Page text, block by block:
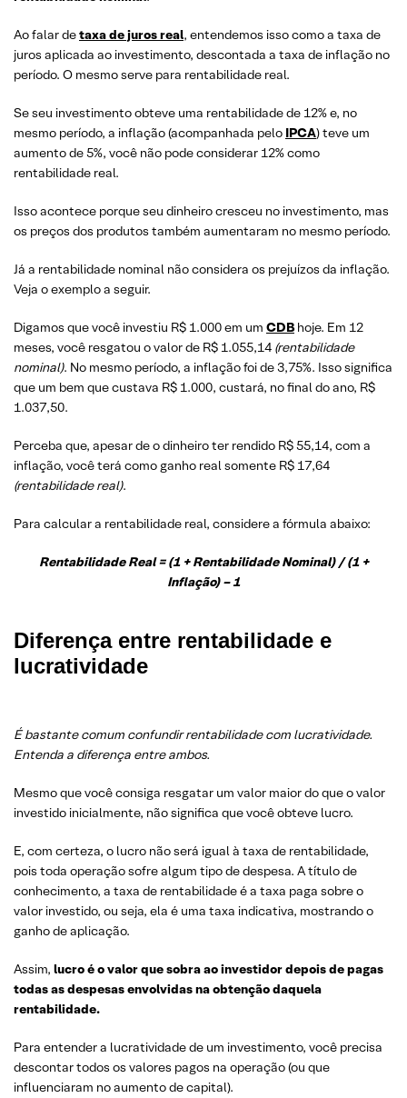
Ao falar detaxa de juros real, entendemos isso como a taxa de
juros aplicada ao investimento, descontada a taxa de inflação no
período. O mesmo serve para rentabilidade real.
Se seu investimento obteve uma rentabilidade de 12% e, no
mesmo período, a inflação (acompanhada pelo IPCA) teve um
aumento de 5%, você não pode considerar 12% como
rentabilidade real.
Isso acontece porque seu dinheiro cresceu no investimento, mas
os preços dos produtos também aumentaram no mesmo período.
Já a rentabilidade nominal não considera os prejuízos da inflação.
Veja o exemplo a seguir.
Digamos que você investiu R$ 1.000 em um CDB hoje. Em 12
meses, você resgatou o valor de R$ 1.055,14 (rentabilidade
nominal). No mesmo período, a inflação foi de 3,75%. Isso significa
que um bem que custava R$ 1.000, custará, no final do ano, R$
1.037,50.
Perceba que, apesar de o dinheiro ter rendido R$ 55,14, com a
inflação, você terá como ganho real somente R$ 17,64
(rentabilidade real).
Para calcular a rentabilidade real, considere a fórmula abaixo:
Rentabilidade Real = (1 + Rentabilidade Nominal) / (1 +
Inflação) – 1
Diferença entre rentabilidade e
lucratividade
É bastante comum confundir rentabilidade com lucratividade.
Entenda a diferença entre ambos.
Mesmo que você consiga resgatar um valor maior do que o valor
investido inicialmente, não significa que você obteve lucro.
E, com certeza, o lucro não será igual à taxa de rentabilidade,
pois toda operação sofre algum tipo de despesa. A título de
conhecimento, a taxa de rentabilidade é a taxa paga sobre o
valor investido, ou seja, ela é uma taxa indicativa, mostrando o
ganho de aplicação.
Assim, lucro é o valor que sobra ao investidor depois de pagas
todas as despesas envolvidas na obtenção daquela
rentabilidade.
Para entender a lucratividade de um investimento, você precisa
descontar todos os valores pagos na operação (ou que
influenciaram no aumento de capital).